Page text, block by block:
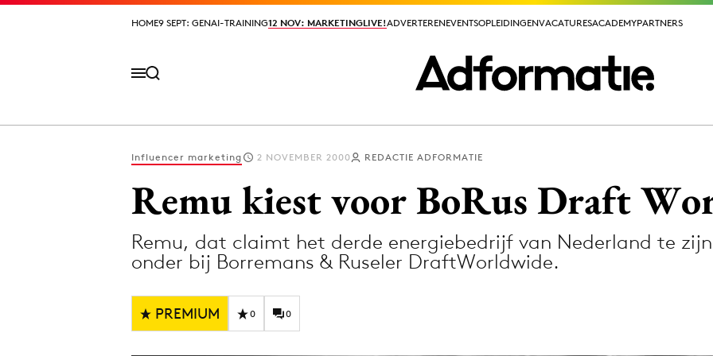
HOME9 SEPT: GENAI-TRAINING12 NOV: MARKETINGLIVE!ADVERTERENEVENTSOPLEIDINGENVACATURESACADEMYPARTNERS
HOME9 SEPT: GENAI-TRAINING12 NOV: MARKETINGLIVE!ADVERTERENEVENTSOPLEIDINGENVACATURESACADEMYPARTNERS
Digital transformation
Diversiteit
Influencer marketing 2 NOVEMBER 2000 REDACTIE ADFORMATIE
Remu kiest voor BoRus Draft
Remu, dat claimt het derde energiebedrijf van Nederland te
onder bij Borremans & Ruseler DraftWorldwide.
PREMIUM 0 0